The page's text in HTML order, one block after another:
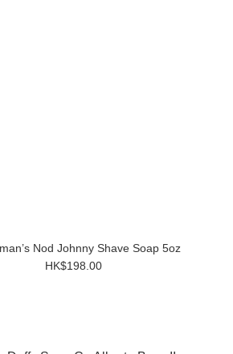
Nod Johnny Shave Soap 5oz
HK$198.00